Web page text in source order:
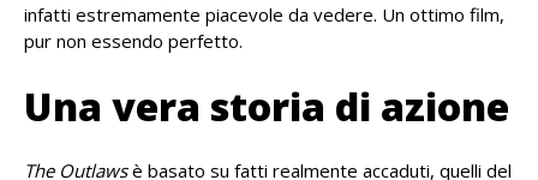
infatti estremamente piacevole da vedere. Un ottimo film,
pur non essendo perfetto.
Una vera storia di azione
The Outlawsè basato su fatti realmente accaduti, quelli del